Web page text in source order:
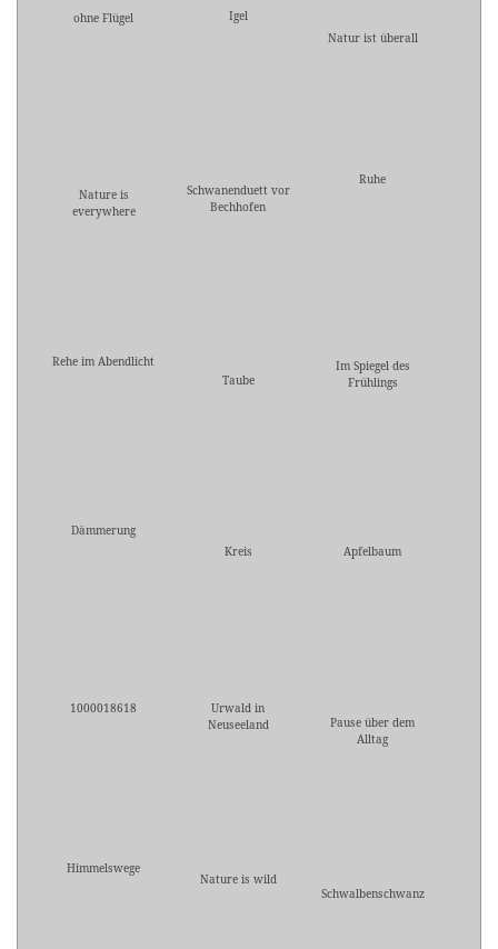
ohne Flügel
Igel
Natur ist überall
Nature is
everywhere
Schwanenduett vor
Bechhofen
Ruhe
Rehe im Abendlicht
Taube
Im Spiegel des
Frühlings
Dämmerung
Kreis
Apfelbaum
1000018618
Urwald in
Neuseeland
Pause über dem
Alltag
Himmelswege
Nature is wild
Schwalbenschwanz